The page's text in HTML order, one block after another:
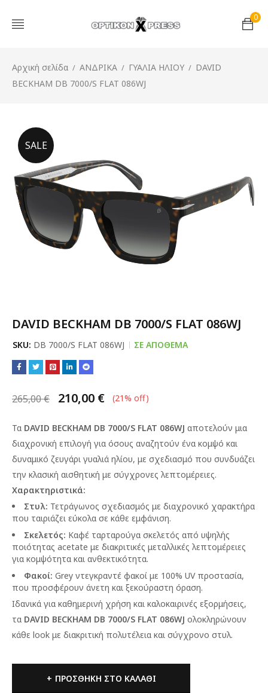
0
Αρχική σελίδα / ΑΝΔΡΙΚΑ / ΓΥΑΛΙΑ ΗΛΙΟΥ / DAVID
BECKHAM DB 7000/S FLAT 086WJ
SALE
DAVID BECKHAM DB 7000/S FLAT 086WJ
SKU: DB 7000/S FLAT 086WJ ΣΕ ΑΠΌΘΕΜΑ
265,00€ 210,00 € (21% off)
Τα DAVID BECKHAM DB 7000/S FLAT 086WJ αποτελούν μια
διαχρονική επιλογή για όσους αναζητούν ένα κομψό και
δυναμικό ζευγάρι γυαλιά ηλίου, με σχεδιασμό που συνδυάζει
την κλασική αισθητική με σύγχρονες λεπτομέρειες.
Χαρακτηριστικά:
Στυλ: Τετράγωνος σχεδιασμός με διαχρονικό χαρακτήρα
που ταιριάζει εύκολα σε κάθε εμφάνιση.
Σκελετός: Καφέ ταρταρούγα σκελετός από υψηλής
ποιότητας acetate με διακριτικές μεταλλικές λεπτομέρειες
για κομψότητα και ανθεκτικότητα.
Φακοί: Grey ντεγκραντέ φακοί με 100% UV προστασία,
που προσφέρουν άνετη και ξεκούραστη όραση.
Ιδανικά για καθημερινή χρήση και καλοκαιρινές εξορμήσεις,
τα DAVID BECKHAM DB 7000/S FLAT 086WJ ολοκληρώνουν
κάθε look με διακριτική πολυτέλεια και σύγχρονο στυλ.
ΠΡΟΣΘΉΚΗ ΣΤΟ ΚΑΛΆΘΙ